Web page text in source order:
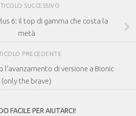
SUCCESSIVO
6: il top di gamma che costa la
metà
PRECEDENTE
l’avanzamento di versione a Bionic
(only the brave)
FACILE PER AIUTARCI!